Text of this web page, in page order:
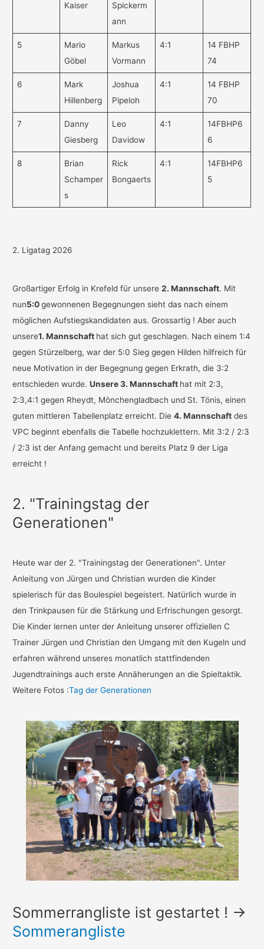
Kaiser
Spickerm
ann
5
Mario
Göbel
Markus
Vormann
4:1
14 FBHP
74
6
Mark
Hillenberg
Joshua
Pipeloh
4:1
14 FBHP
70
7
Danny
Giesberg
Leo
Davidow
4:1
14FBHP6
6
8
Brian
Schamper
s
Rick
Bongaerts
4:1
14FBHP6
5
2. Ligatag 2026
Großartiger Erfolg in Krefeld für unsere2. Mannschaft. Mit
nun5:0gewonnenen Begegnungen sieht das nach einem
möglichen Aufstiegskandidaten aus. Grossartig ! Aber auch
unsere1. Mannschaft hat sich gut geschlagen. Nach einem 1:4
gegen Stürzelberg, war der 5:0 Sieg gegen Hilden hilfreich für
neue Motivation in der Begegnung gegen Erkrath, die 3:2
entschieden wurde.Unsere 3. Mannschaft hat mit 2:3,
2:3,4:1 gegen Rheydt, Mönchengladbach und St. Tönis, einen
guten mittleren Tabellenplatz erreicht. Die4. Mannschaft des
VPC beginnt ebenfalls die Tabelle hochzuklettern. Mit 3:2 / 2:3
/ 2:3 ist der Anfang gemacht und bereits Platz 9 der Liga
erreicht !
2. "Trainingstag der
Generationen"
Heute war der 2. "Trainingstag der Generationen". Unter
Anleitung von Jürgen und Christian wurden die Kinder
spielerisch für das Boulespiel begeistert. Natürlich wurde in
den Trinkpausen für die Stärkung und Erfrischungen gesorgt.
Die Kinder lernen unter der Anleitung unserer offiziellen C
Trainer Jürgen und Christian den Umgang mit den Kugeln und
erfahren während unseres monatlich stattfindenden
Jugendtrainings auch erste Annäherungen an die Spieltaktik.
Weitere Fotos :Tag der Generationen
Sommerrangliste ist gestartet ! ->
Sommerangliste